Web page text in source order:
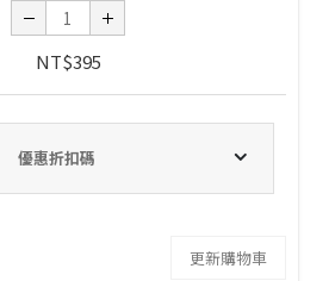
NT$395
優惠折扣碼
更新購物車